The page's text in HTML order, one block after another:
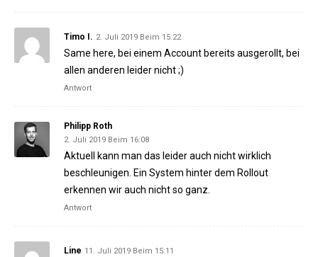
Timo I. 2. Juli 2019 Beim 15:22
Same here, bei einem Account bereits ausgerollt, bei
allen anderen leider nicht ;)
Antwort
Philipp Roth
2. Juli 2019 Beim 16:08
Aktuell kann man das leider auch nicht wirklich
beschleunigen. Ein System hinter dem Rollout
erkennen wir auch nicht so ganz.
Antwort
Line 11. Juli 2019 Beim 15:11